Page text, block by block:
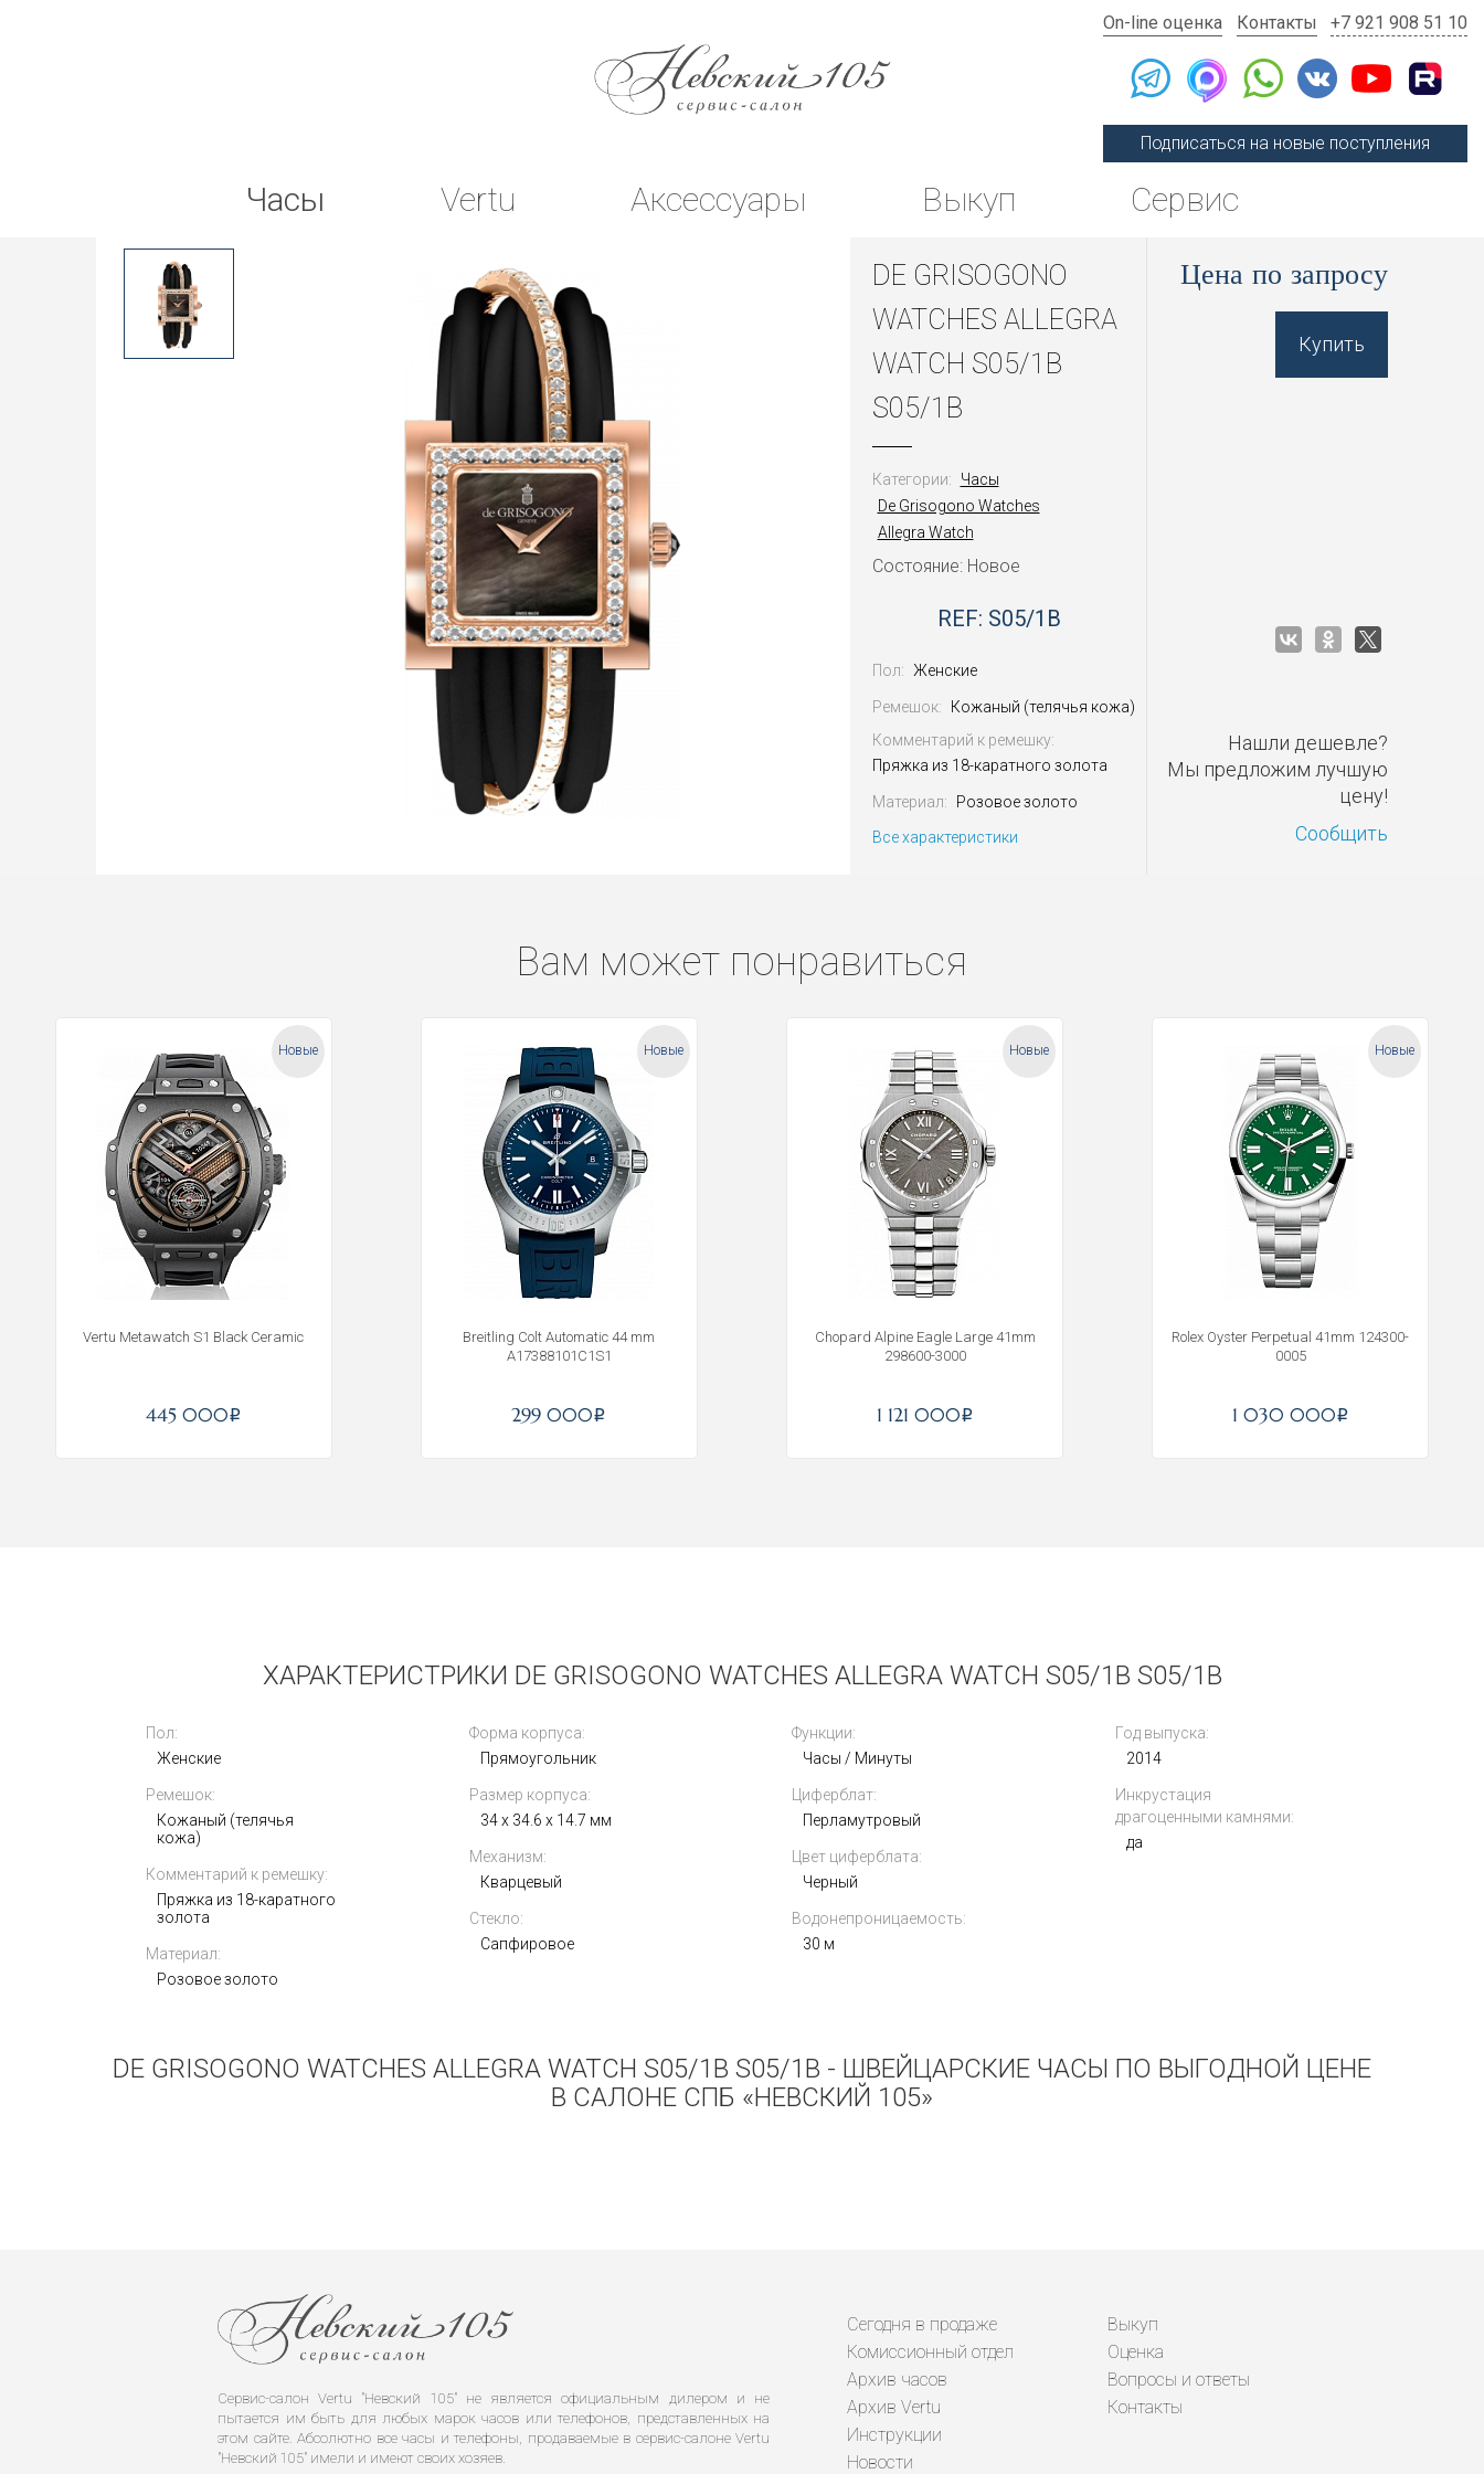
On-line оценка Контакты +7 921 908 51 10
Подписаться на новые поступления
Часы Vertu Аксессуары Выкуп Сервис
DE GRISOGONO
WATCHES ALLEGRA
WATCH S05/1B
S05/1B
Категории:
Часы
De Grisogono Watches
Allegra Watch
Состояние: Новое
REF: S05/1B
Пол: Женские
Ремешок:
Кожаный (телячья кожа)
Комментарий к ремешку:
Пряжка из 18-каратного золота
Материал:
Розовое золото
Все характеристики
Цена по запросу
Купить
Нашли дешевле?
Мы предложим лучшую
цену!
Сообщить
Вам может понравиться
Новые
Vertu Metawatch S1 Black Ceramic
445 000i
Новые
Breitling Colt Automatic 44 mm
A17388101C1S1
299 000i
Новые
Chopard Alpine Eagle Large 41mm
298600-3000
1 121 000i
Новые
Rolex Oyster Perpetual 41mm 124300-
0005
1 030 000i
Rolex Explorer II Oyster 42mm 226570-
0001
ХАРАКТЕРИСТРИКИ DE GRISOGONO WATCHES ALLEGRA WATCH S05/1B S05/1B
Пол:
Женские
Ремешок:
Кожаный (телячья
кожа)
Комментарий к ремешку:
Пряжка из 18-каратного
золота
Материал:
Розовое золото
Форма корпуса:
Прямоугольник
Размер корпуса:
34 x 34.6 x 14.7 мм
Механизм:
Кварцевый
Стекло:
Сапфировое
Функции:
Часы / Минуты
Циферблат:
Перламутровый
Цвет циферблата:
Черный
Водонепроницаемость:
30 м
Год выпуска:
2014
Инкрустация
драгоценными камнями:
да
DE GRISOGONO WATCHES ALLEGRA WATCH S05/1B S05/1B - ШВЕЙЦАРСКИЕ ЧАСЫ ПО ВЫГОДНОЙ ЦЕНЕ
В САЛОНЕ СПБ «НЕВСКИЙ 105»
Сервис-салон Vertu "Невский 105" не является официальным дилером и не
пытается им быть для любых марок часов или телефонов, представленных на
этом сайте. Абсолютно все часы и телефоны, продаваемые в сервис-салоне Vertu
"Невский 105" имели и имеют своих хозяев.
Сегодня в продаже
Комиссионный отдел
Архив часов
Архив Vertu
Инструкции
Новости
Выкуп
Оценка
Вопросы и ответы
Контакты